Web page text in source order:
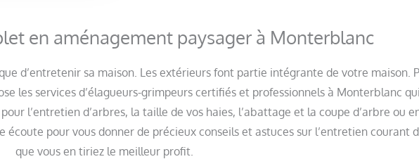
en aménagement paysager à Monterblanc
d’entretenir sa maison. Les extérieurs font partie intégrante de votre maison.
les services d’élagueurs-grimpeurs certifiés et professionnels à Monterblanc
l’entretien d’arbres, la taille de vos haies, l’abattage et la coupe d’arbre ou
pour vous donner de précieux conseils et astuces sur l’entretien courant
que vous en tiriez le meilleur profit.